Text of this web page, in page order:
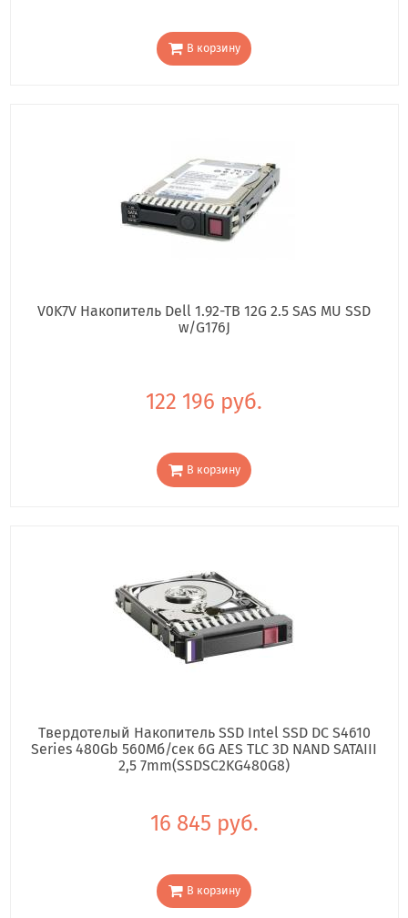
В корзину
V0K7V Накопитель Dell 1.92-TB 12G 2.5 SAS MU SSD
w/G176J
122 196 руб.
В корзину
Твердотелый Накопитель SSD Intel SSD DC S4610
Series 480Gb 560Мб/сек 6G AES TLC 3D NAND SATAIII
2,5 7mm(SSDSC2KG480G8)
16 845 руб.
В корзину